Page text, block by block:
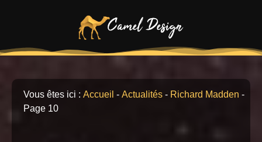
Vous êtes ici : Accueil - Actualités - Richard Madden -
Page 10